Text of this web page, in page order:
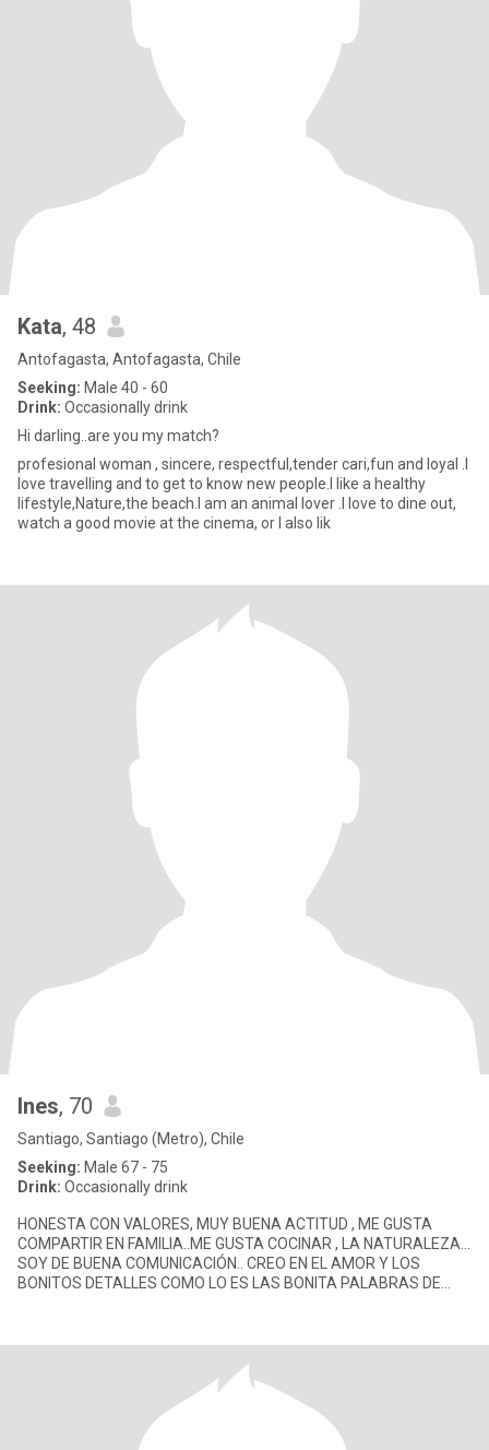
Kata, 48
Antofagasta, Antofagasta, Chile
Seeking: Male 40 - 60
Drink: Occasionally drink
Hi darling..are you my match?
profesional woman , sincere, respectful,tender cari,fun and loyal .I
love travelling and to get to know new people.I like a healthy
lifestyle,Nature,the beach.I am an animal lover .I love to dine out,
watch a good movie at the cinema, or I also lik
Ines, 70
Santiago, Santiago (Metro), Chile
Seeking: Male 67 - 75
Drink: Occasionally drink
HONESTA CON VALORES, MUY BUENA ACTITUD , ME GUSTA
COMPARTIR EN FAMILIA..ME GUSTA COCINAR , LA NATURALEZA...
SOY DE BUENA COMUNICACIÓN.. CREO EN EL AMOR Y LOS
BONITOS DETALLES COMO LO ES LAS BONITA PALABRAS DE